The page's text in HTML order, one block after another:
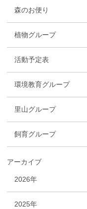
森のお便り
植物グループ
活動予定表
環境教育グループ
里山グループ
飼育グループ
アーカイブ
2026年
2025年